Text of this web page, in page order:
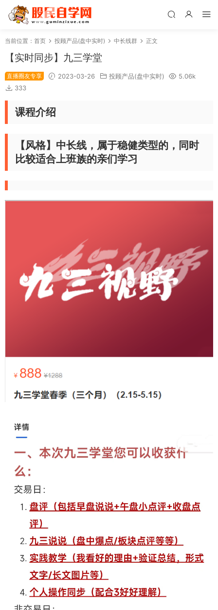
当前位置： 首页 投顾产品(盘中实时) 中长线群 正文
【实时同步】九三学堂
直播圈友专享 2023-03-26 投顾产品(盘中实时)
5.06k
333
课程介绍
【风格】中长线，属于稳健类型的，同时
比较适合上班族的亲们学习